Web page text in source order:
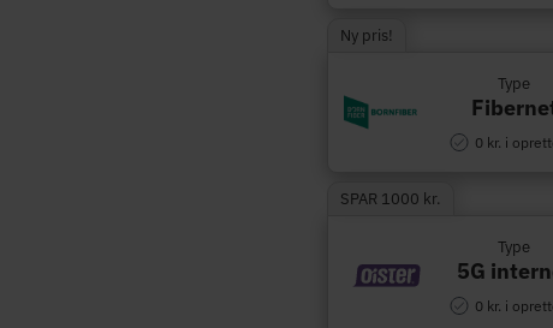
Ny pris!
Type
0 kr. i
SPAR 1000 kr.
Type
5G
0 kr. i